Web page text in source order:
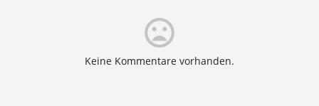
mood_bad
Keine Kommentare vorhanden.